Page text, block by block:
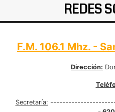
REDES
F.M. 106.1 Mhz. -
Dirección:
Secretaría: